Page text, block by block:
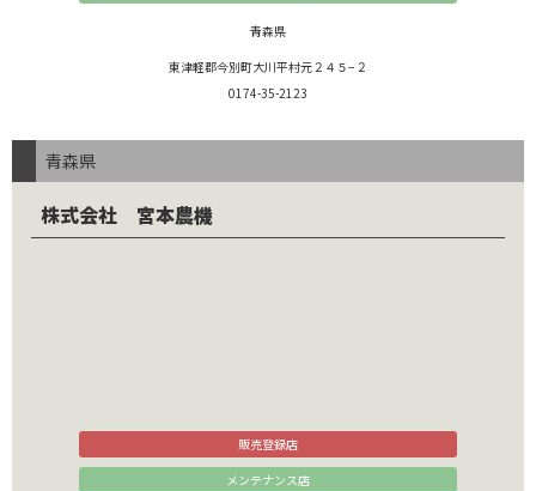
青森県
東津軽郡今別町大川平村元２４５−２
0174-35-2123
青森県
株式会社 宮本農機
販売登録店
メンテナンス店